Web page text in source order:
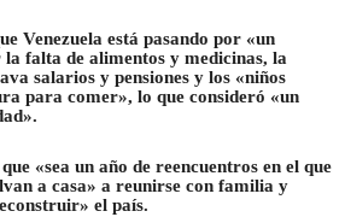
Venezuela está pasando por «un
falta de alimentos y medicinas, la
salarios y pensiones y los «niños
para comer», lo que consideró «un
«sea un año de reencuentros en el que
a casa» a reunirse con familia y
el país.